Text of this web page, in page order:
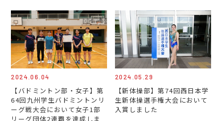
2024.06.04
【バドミントン部・女子】第
64回九州学生バドミントンリ
ーグ戦大会において女子1部
リーグ団体2連覇を達成しま
2024.05.29
【新体操部】第74回西日本学
生新体操選手権大会において
入賞しました